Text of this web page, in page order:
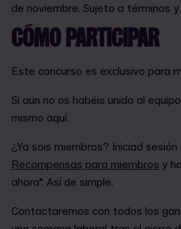
de noviembre. Sujeto a términos y
CÓMO PARTICIPAR
Este concurso es exclusivo para
Si aún no os habéis unido al
mismo aquí.
¿Ya sois miembros? Iniciad sesión
Recompensas para miembros y
ahora". Así de simple.
Contactaremos con todos los